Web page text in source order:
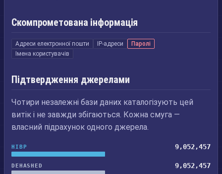
Скомпрометована інформація
Адреси електронної пошти IP-адреси
Паролі
Імена користувачів
Підтвердження джерелами
Чотири незалежні бази даних каталогізують цей
витік і не завжди збігаються. Кожна смуга —
власний підрахунок одного джерела.
HIBP 9,052,457
DEHASHED 9,052,457